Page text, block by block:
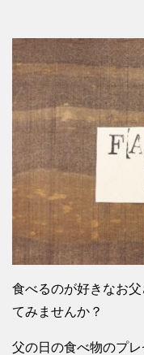
食べるのが好きなお
てみませんか？
父の日の食べ物のプ